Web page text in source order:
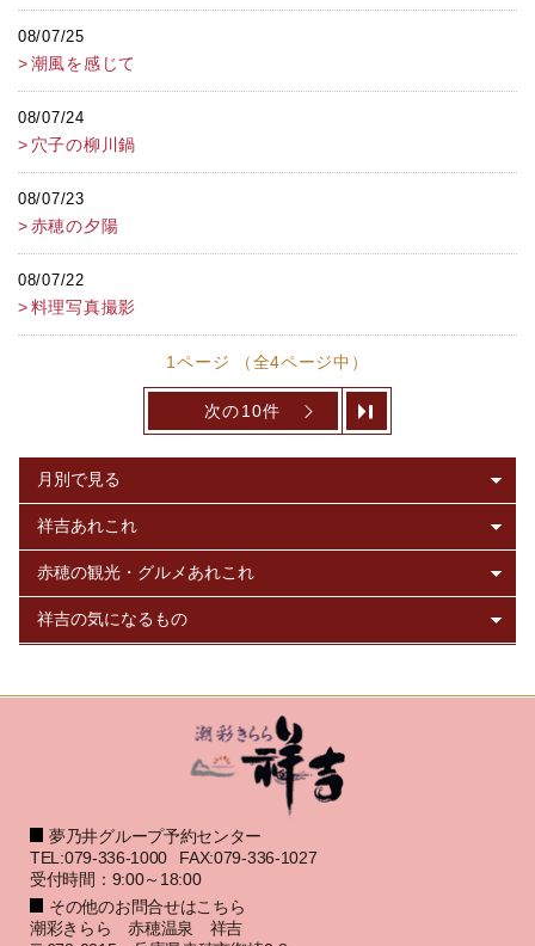
08/07/25
潮風を感じて
08/07/24
穴子の柳川鍋
08/07/23
赤穂の夕陽
08/07/22
料理写真撮影
1ページ （全4ページ中）
次の10件
夢乃井グループ予約センター
TEL:079-336-1000
FAX:079-336-1027
受付時間：9:00～18:00
その他のお問合せはこちら
潮彩きらら 赤穂温泉 祥吉